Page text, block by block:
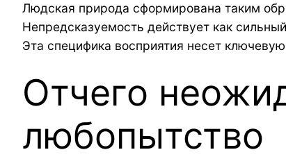
Людская природа сформирована таким
Непредсказуемость действует как
Эта специфика восприятия несет
Отчего
любопытство